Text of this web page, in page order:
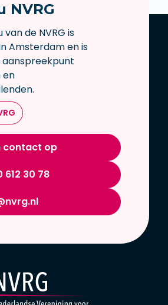
NVRG
de NVRG is
Amsterdam en is
en
contact op
612 30 78